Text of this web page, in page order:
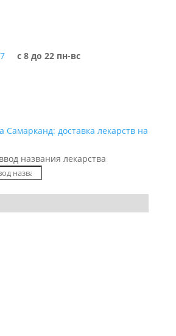
с 8 до 22 пн-вс
названия лекарства